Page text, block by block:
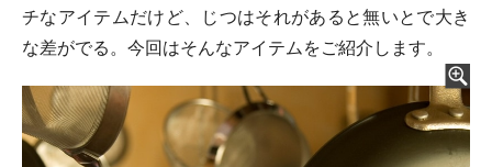
チなアイテムだけど、じつはそれがあると無いとで大き
な差がでる。今回はそんなアイテムをご紹介します。